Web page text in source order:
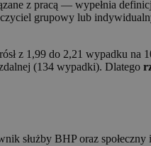
z pracą — wypełnia
grupowy lub
z 1,99 do 2,21 wypadku na
(134 wypadki). Dlatego
służby BHP oraz społeczny